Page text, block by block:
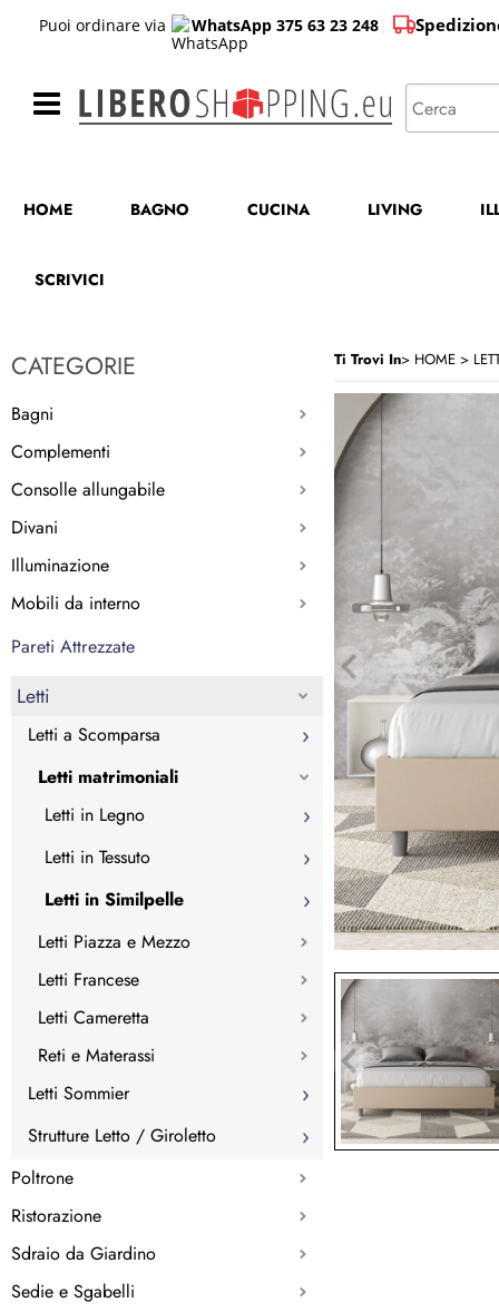
Puoi ordinare via WhatsApp 375 63 23 248
HOME BAGNO CUCINA LIVING
SCRIVICI
CATEGORIE
Bagni
Complementi
Consolle allungabile
Divani
Illuminazione
Mobili da interno
Pareti Attrezzate
Letti
Letti a Scomparsa
Letti matrimoniali
Letti in Legno
Letti in Tessuto
Letti in Similpelle
Letti Piazza e Mezzo
Letti Francese
Letti Cameretta
Reti e Materassi
Letti Sommier
Strutture Letto / Giroletto
Poltrone
Ristorazione
Sdraio da Giardino
Sedie e Sgabelli
Ti Trovi In HOME